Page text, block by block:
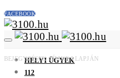
FACEBOOK
HELYI ÜGYEK
112
BEJEGYZÉSEK CÍMKE ALAPJÁN